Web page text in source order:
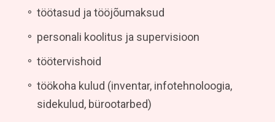
töötasud ja tööjõumaksud
personali koolitus ja supervisioon
töötervishoid
töökoha kulud (inventar, infotehnoloogia,
sidekulud, bürootarbed)